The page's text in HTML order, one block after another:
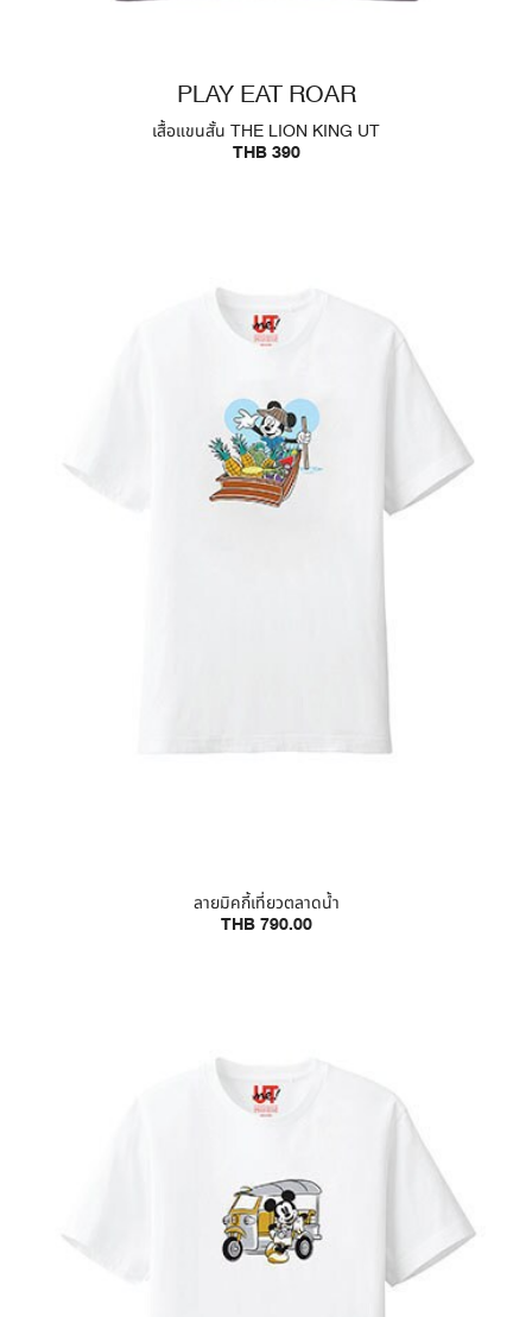
PLAY EAT ROAR
เสื้อแขนสั้น THE LION KING UT
THB 390
ลายมิคกี้เที่ยวตลาดน้ำ
THB 790.00